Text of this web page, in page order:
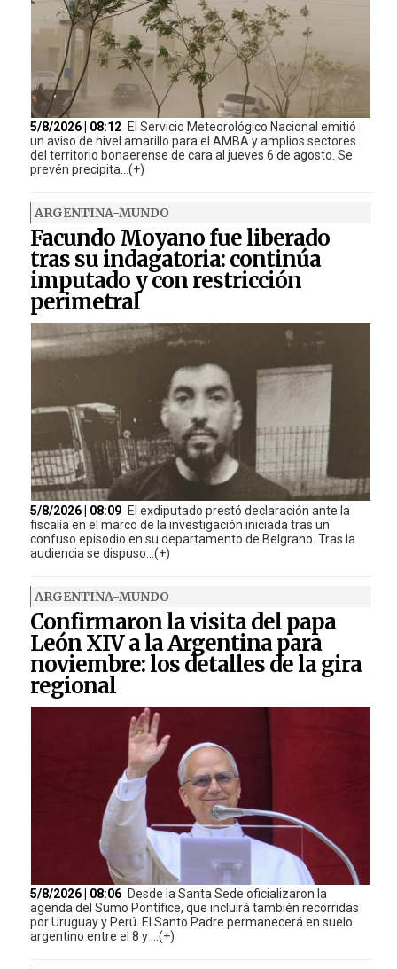
5/8/2026 | 08:12 El Servicio Meteorológico Nacional emitió
un aviso de nivel amarillo para el AMBA y amplios sectores
del territorio bonaerense de cara al jueves 6 de agosto. Se
prevén precipita...(+)
ARGENTINA-MUNDO
Facundo Moyano fue liberado
tras su indagatoria: continúa
imputado y con restricción
perimetral
5/8/2026 | 08:09 El exdiputado prestó declaración ante la
fiscalía en el marco de la investigación iniciada tras un
confuso episodio en su departamento de Belgrano. Tras la
audiencia se dispuso...(+)
ARGENTINA-MUNDO
Confirmaron la visita del papa
León XIV a la Argentina para
noviembre: los detalles de la gira
regional
5/8/2026 | 08:06 Desde la Santa Sede oficializaron la
agenda del Sumo Pontífice, que incluirá también recorridas
por Uruguay y Perú. El Santo Padre permanecerá en suelo
argentino entre el 8 y ...(+)